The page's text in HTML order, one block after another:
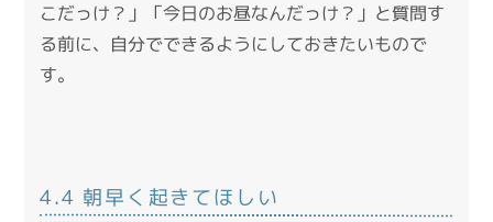
こだっけ？」「今日のお昼なんだっけ？」と質問す
る前に、自分でできるようにしておきたいもので
す。
4.4 朝早く起きてほしい